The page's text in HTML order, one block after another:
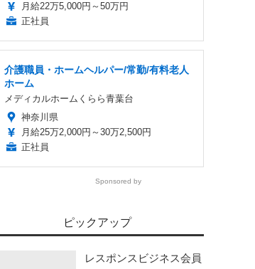
月給22万5,000円～50万円
正社員
介護職員・ホームヘルパー/常勤/有料老人
ホーム
メディカルホームくらら青葉台
神奈川県
月給25万2,000円～30万2,500円
正社員
Sponsored by
ピックアップ
レスポンスビジネス会員